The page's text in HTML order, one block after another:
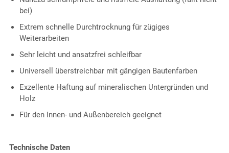
bei)
Extrem schnelle Durchtrocknung für zügiges
Weiterarbeiten
Sehr leicht und ansatzfrei schleifbar
Universell überstreichbar mit gängigen Bautenfarben
Exzellente Haftung auf mineralischen Untergründen und
Holz
Für den Innen- und Außenbereich geeignet
Technische Daten